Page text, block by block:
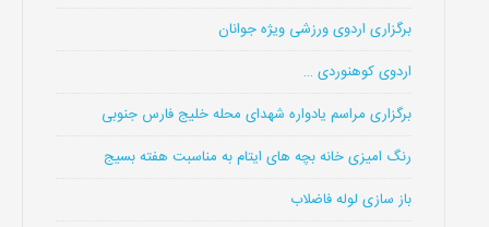
برگزاری اردوی ورزشی ویژه جوانان
اردوی کوهنوردی …
برگزاری مراسم یادواره شهدای محله خلیج فارس جنوبی
رنگ امیزی خانه بچه های ایتام به مناسبت هفته بسیج
باز سازی لوله فاضلاب